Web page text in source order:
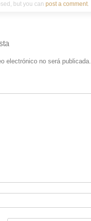
but you can post a comment.
electrónico no será publicada.